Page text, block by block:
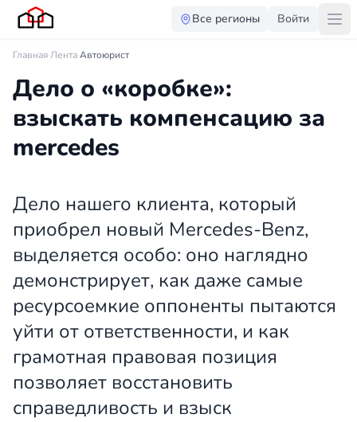
Все регионы Войти
Главная·Лента·Автоюрист
Дело о «коробке»:
взыскать компенсацию за
mercedes
Дело нашего клиента, который
приобрел новый Mercedes-Benz,
выделяется особо: оно наглядно
демонстрирует, как даже самые
ресурсоемкие оппоненты пытаются
уйти от ответственности, и как
грамотная правовая позиция
позволяет восстановить
справедливость и взыск